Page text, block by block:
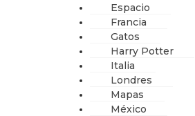
Espacio
Francia
Gatos
Harry Potter
Italia
Londres
Mapas
México